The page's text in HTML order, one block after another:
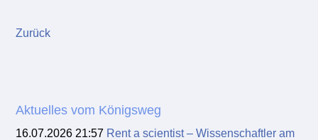
Zurück
Aktuelles vom Königsweg
16.07.2026 21:57 Rent a scientist – Wissenschaftler am